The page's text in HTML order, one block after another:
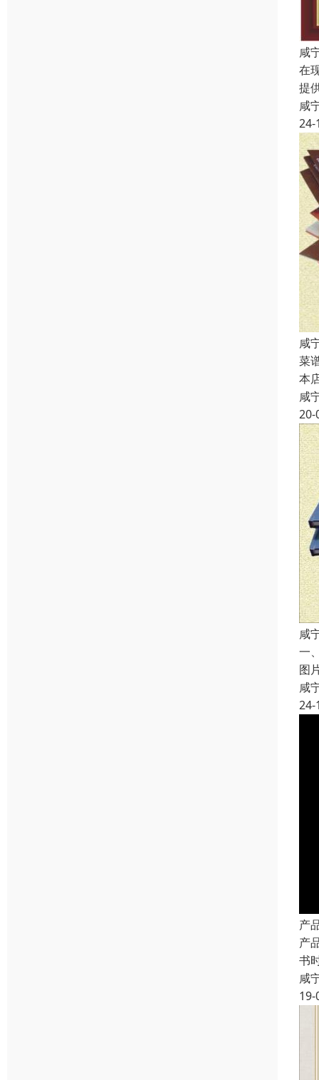
咸
在
提
咸
24-
咸
菜
本
咸
20-
咸
一
图
咸
24-
产
产
书
咸
19-